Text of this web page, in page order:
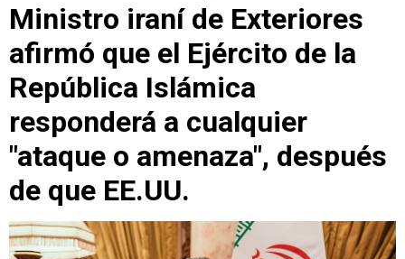
Ministro iraní de Exteriores
afirmó que el Ejército de la
República Islámica
responderá a cualquier
"ataque o amenaza", después
de que EE.UU.